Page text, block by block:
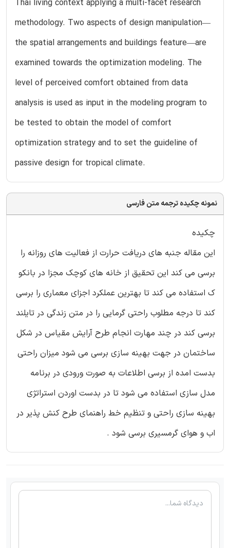
Thai living context applying a multi-facet research
methodology. Two aspects of design manipulation—
the spatial arrangements and buildings feature—are
examined towards the optimization modeling. The
level of perceived comfort obtained from data
analysis is used as input in the modeling program to
be tested to obtain the model of comfort
optimization strategy and to set the guideline of
passive design for tropical climate.
نمونه چکیده ترجمه متن فارسی
چکیده
این مقاله جنبه های دریافت حرارت از فعالیت های روزانه را
برسی می کند این تحقیق از خانه های کوچک مجزا در بانکو
ک استفاده می کند تا بهترین عملکرد اجزای معماری را برسی
کند تا درجه مطلوب راحتی گرمایی را در متن زندگی در تایلند
برسی کند در چند مهارت انجام طرح آرایش مقیاس در شکل
ساختمان در جهت بهینه سازی برسی می شود میزان راحتی
بدست امده از برسی اطلاعات به صورت ورودی در برنامه
مدل سازی استفاده می شود تا در بدست اوردن استراتژی
بهینه سازی راحتی و تنظیم خط راهنمای طرح کنش پذیر در
اب و هوای گرمسیری برسی شود .